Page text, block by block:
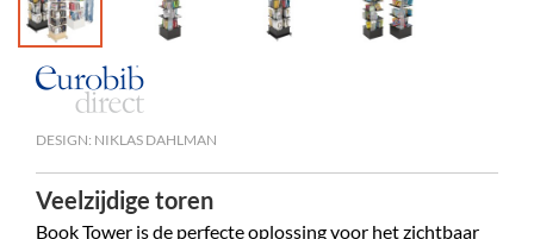
DESIGN: NIKLAS DAHLMAN
Veelzijdige toren
Book Tower is de perfecte oplossing voor het zichtbaar